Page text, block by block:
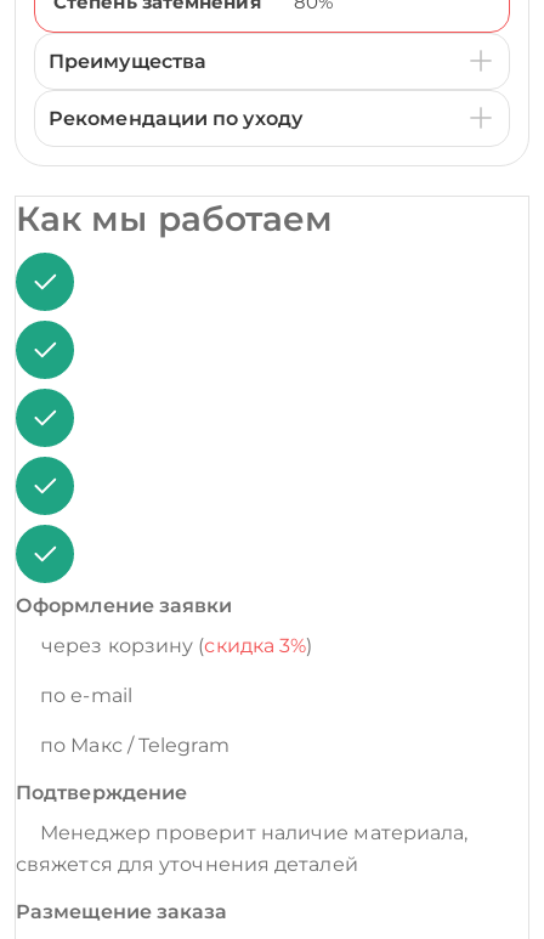
Преимущества
Рекомендации по уходу
Как мы работаем
Оформление заявки
через корзину (скидка 3%)
по e-mail
по Макс / Telegram
Подтверждение
Менеджер проверит наличие материала,
свяжется для уточнения деталей
Размещение заказа